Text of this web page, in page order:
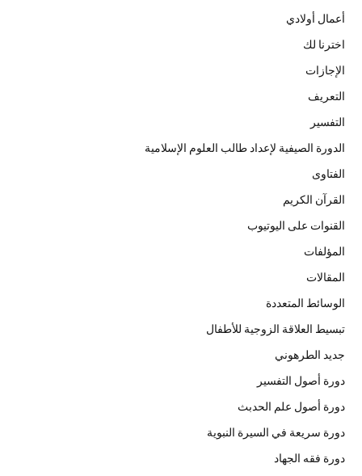
أعمال أولادي
اخترنا لك
الإجازات
التعريف
التفسير
الدورة الصيفية لإعداد طالب العلوم الإسلامية
الفتاوى
القرآن الكريم
القنوات على اليوتيوب
المؤلفات
المقالات
الوسائط المتعددة
تبسيط العلاقة الزوجية للأطفال
جديد الطرهوني
دورة أصول التفسير
دورة أصول علم الحدبث
دورة سريعة في السيرة النبوية
دورة فقه الجهاد